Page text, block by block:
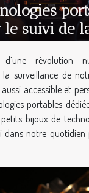
le suivi de
et
révolution
la surveillance de
accessible et
portables
petits bijoux de
dans notre